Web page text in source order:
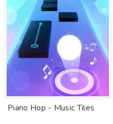
Piano Hop - Music Tiles